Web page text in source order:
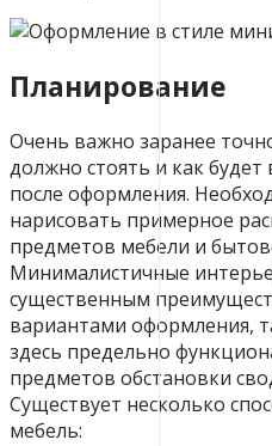
Планирование
Очень важно заранее
должно стоять и как
после оформления.
нарисовать примерное
предметов мебели и
Минималистичные
существенным
вариантами оформления,
здесь предельно
предметов обстановки
Существует несколько
мебель: